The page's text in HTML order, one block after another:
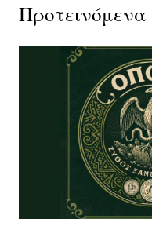
Προτεινόμενα